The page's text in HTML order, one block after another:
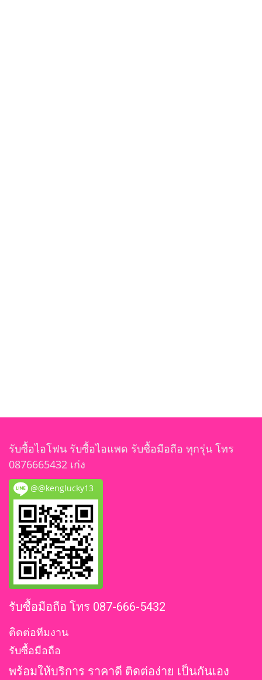
รับซื้อไอโฟน รับซื้อไอแพด รับซื้อมือถือ ทุกรุ่น โทร
0876665432 เก่ง
@@kenglucky13
รับซื้อมือถือ โทร 087-666-5432
ติดต่อทีมงาน
รับซื้อมือถือ
พร้อมให้บริการ ราคาดี ติดต่อง่าย เป็นกันเอง